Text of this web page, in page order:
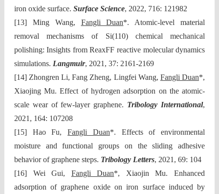
iron oxide surface. Surface Science, 2022, 716: 121982
[13] Ming Wang, Fangli Duan*. Atomic-level material
removal mechanisms of Si(110) chemical mechanical
polishing: Insights from ReaxFF reactive molecular dynamics
simulations. Langmuir, 2021, 37: 2161-2169
[14] Zhongren Li, Fang Zheng, Lingfei Wang, Fangli Duan*,
Xiaojing Mu. Effect of hydrogen adsorption on the atomic-
scale wear of few-layer graphene. Tribology International,
2021, 164: 107208
[15] Hao Fu,Fangli Duan*. Effects of environmental
moisture and functional groups on the sliding adhesive
behavior of graphene steps. Tribology Letters, 2021, 69: 104
[16] Wei Gui, Fangli Duan*, Xiaojin Mu. Enhanced
adsorption of graphene oxide on iron surface induced by